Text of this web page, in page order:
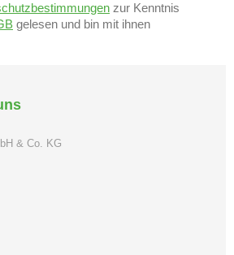
zur Kenntnis
gelesen und bin mit ihnen
& Co. KG